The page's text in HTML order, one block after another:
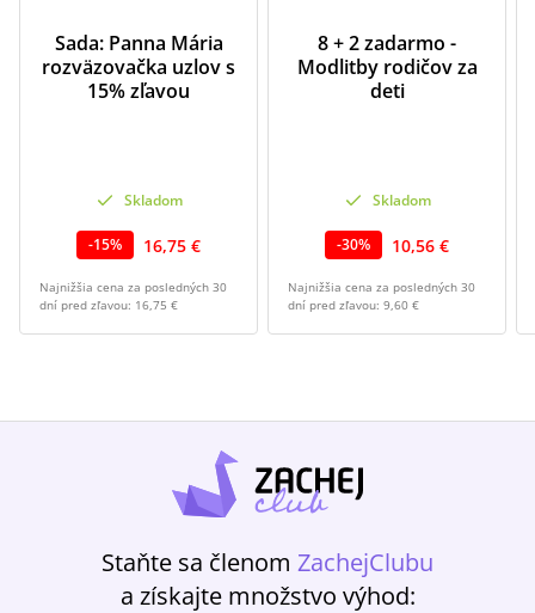
Sada: Panna Mária
rozväzovačka uzlov s
15% zľavou
Skladom
-15% 16,75 €
Najnižšia cena za posledných 30
dní pred zľavou: 16,75 €
8 + 2 zadarmo -
Modlitby rodičov za
deti
Skladom
-30% 10,56 €
Najnižšia cena za posledných 30
dní pred zľavou: 9,60 €
Staňte sa členom ZachejClubu
a získajte množstvo výhod: